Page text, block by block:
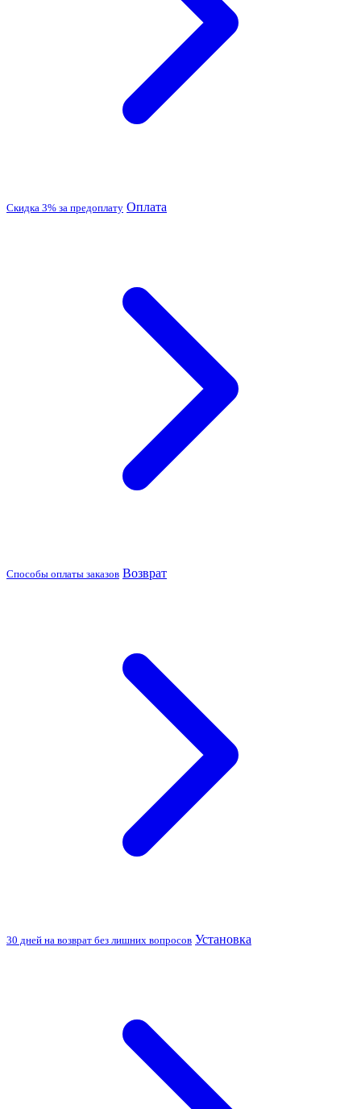
Скидка 3% за предоплату Оплата
Способы оплаты заказов Возврат
30 дней на возврат без лишних вопросов Установка